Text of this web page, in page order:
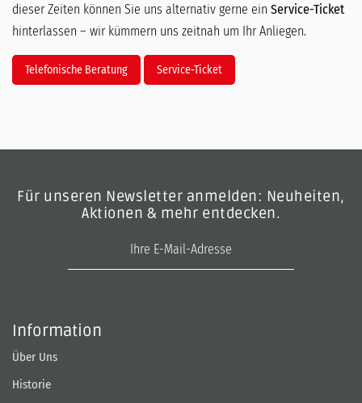
dieser Zeiten können Sie uns alternativ gerne ein Service-Ticket
hinterlassen – wir kümmern uns zeitnah um Ihr Anliegen.
Telefonische Beratung Service-Ticket
Für unseren Newsletter anmelden: Neuheiten,
Aktionen & mehr entdecken.
Information
Über Uns
Historie